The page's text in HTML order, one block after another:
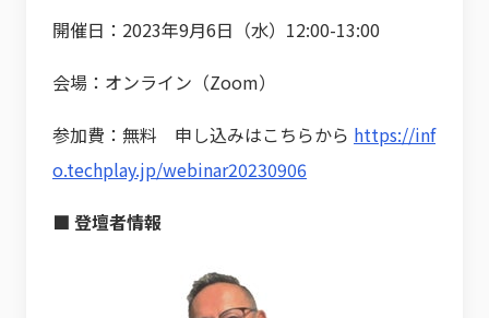
開催日：2023年9月6日（水）12:00-13:00
会場：オンライン（Zoom）
参加費：無料 申し込みはこちらから https://inf
o.techplay.jp/webinar20230906
■ 登壇者情報